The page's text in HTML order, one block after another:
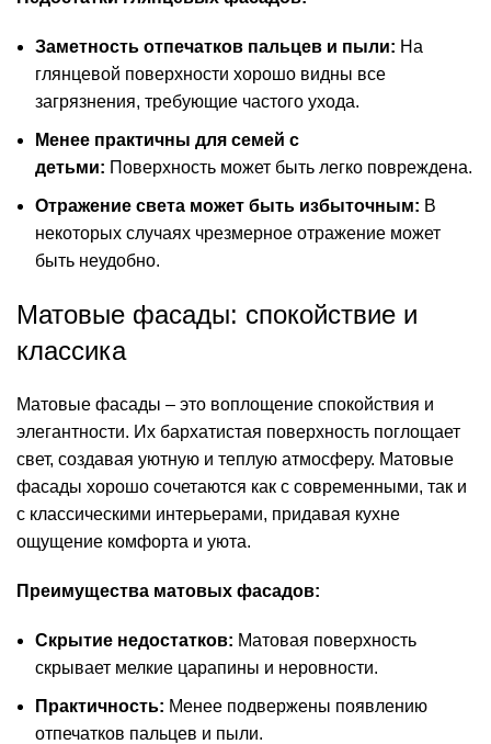
Заметность отпечатков пальцев и пыли: На
глянцевой поверхности хорошо видны все
загрязнения, требующие частого ухода.
Менее практичны для семей с
детьми: Поверхность может быть легко повреждена.
Отражение света может быть избыточным: В
некоторых случаях чрезмерное отражение может
быть неудобно.
Матовые фасады: спокойствие и
классика
Матовые фасады – это воплощение спокойствия и
элегантности. Их бархатистая поверхность поглощает
свет, создавая уютную и теплую атмосферу. Матовые
фасады хорошо сочетаются как с современными, так и
с классическими интерьерами, придавая кухне
ощущение комфорта и уюта.
Преимущества матовых фасадов:
Скрытие недостатков: Матовая поверхность
скрывает мелкие царапины и неровности.
Практичность: Менее подвержены появлению
отпечатков пальцев и пыли.